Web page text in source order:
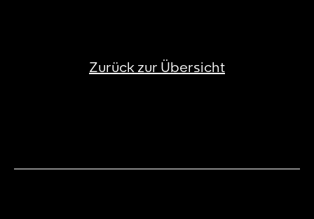
Zurück zur Übersicht